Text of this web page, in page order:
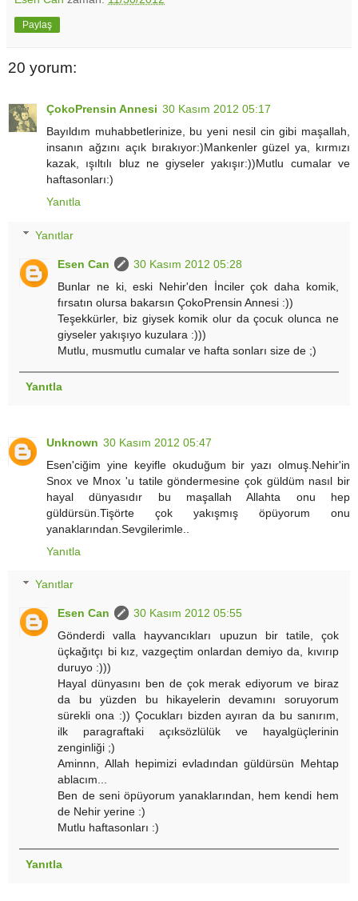
Paylaş
20 yorum:
ÇokoPrensin Annesi 30 Kasım 2012 05:17
Bayıldım muhabbetlerinize, bu yeni nesil cin gibi maşallah,
insanın ağzını açık bırakıyor:)Mankenler güzel ya, kırmızı
kazak, ışıltılı bluz ne giyseler yakışır:))Mutlu cumalar ve
haftasonları:)
Yanıtla
Yanıtlar
Esen Can
30 Kasım 2012 05:28
Bunlar ne ki, eski Nehir'den İnciler çok daha komik,
fırsatın olursa bakarsın ÇokoPrensin Annesi :))
Teşekkürler, biz giysek komik olur da çocuk olunca ne
giyseler yakışıyo kuzulara :)))
Mutlu, musmutlu cumalar ve hafta sonları size de ;)
Yanıtla
Unknown 30 Kasım 2012 05:47
Esen'ciğim yine keyifle okuduğum bir yazı olmuş.Nehir'in
Snox ve Mnox 'u tatile göndermesine çok güldüm nasıl bir
hayal dünyasıdır bu maşallah Allahta onu hep
güldürsün.Tişörte çok yakışmış öpüyorum onu
yanaklarından.Sevgilerimle..
Yanıtla
Yanıtlar
Esen Can
30 Kasım 2012 05:55
Gönderdi valla hayvancıkları upuzun bir tatile, çok
üçkağıtçı bi kız, vazgeçtim onlardan demiyo da, kıvırıp
duruyo :)))
Hayal dünyasını ben de çok merak ediyorum ve biraz
da bu yüzden bu hikayelerin devamını soruyorum
sürekli ona :)) Çocukları bizden ayıran da bu sanırım,
ilk paragraftaki açıksözlülük ve hayalgüçlerinin
zenginliği ;)
Aminnn, Allah hepimizi evladından güldürsün Mehtap
ablacım...
Ben de seni öpüyorum yanaklarından, hem kendi hem
de Nehir yerine :)
Mutlu haftasonları :)
Yanıtla